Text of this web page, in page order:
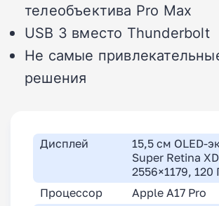
телеобъектива Pro Max
USB 3 вместо Thunderbolt
Не самые
решения
Дисплей
15,5 см OLED-
Super Retina
2556×1179, 120
Процессор
Apple A17 Pro